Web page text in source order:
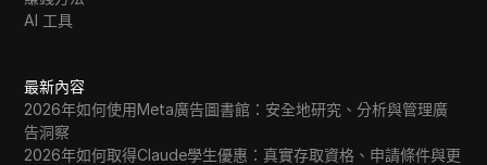
AI 工具
最新內容
2026年如何使用Meta廣告圖書館：安全地研究、分析與管理廣
告洞察
2026年如何取得Claude學生優惠：真實存取資格、申請條件與更